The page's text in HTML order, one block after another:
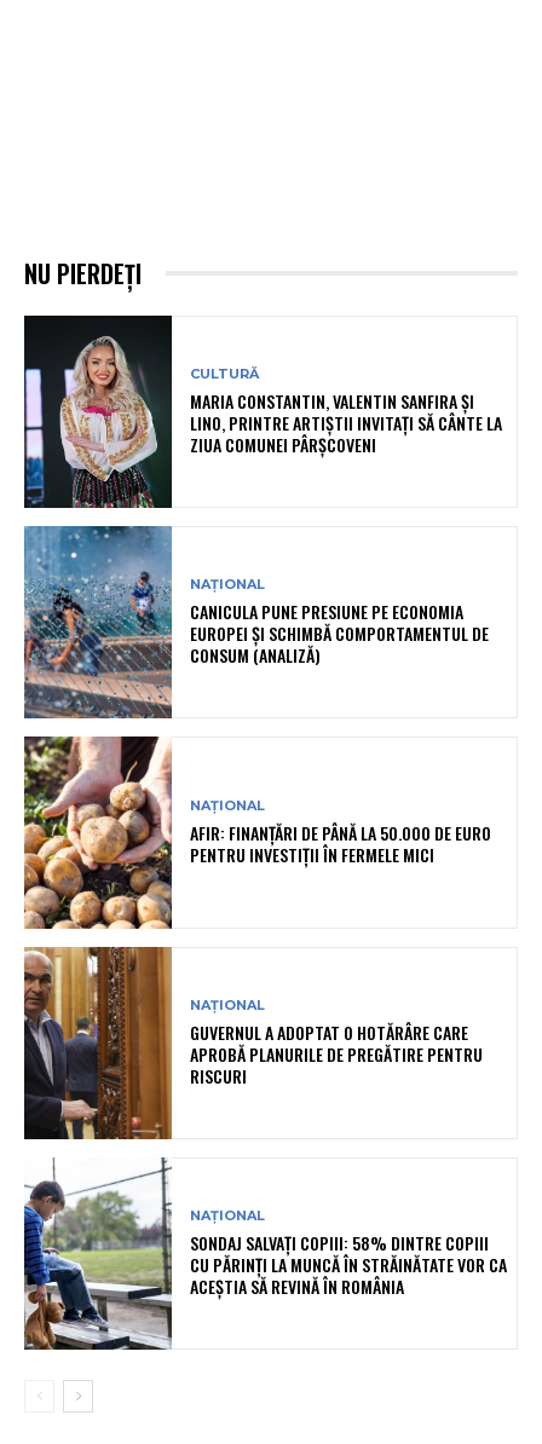
NU PIERDEȚI
CULTURĂ
MARIA CONSTANTIN, VALENTIN SANFIRA ȘI
LINO, PRINTRE ARTIȘTII INVITAȚI SĂ CÂNTE LA
ZIUA COMUNEI PÂRȘCOVENI
NAȚIONAL
CANICULA PUNE PRESIUNE PE ECONOMIA
EUROPEI ȘI SCHIMBĂ COMPORTAMENTUL DE
CONSUM (ANALIZĂ)
NAȚIONAL
AFIR: FINANȚĂRI DE PÂNĂ LA 50.000 DE EURO
PENTRU INVESTIȚII ÎN FERMELE MICI
NAȚIONAL
GUVERNUL A ADOPTAT O HOTĂRÂRE CARE
APROBĂ PLANURILE DE PREGĂTIRE PENTRU
RISCURI
NAȚIONAL
SONDAJ SALVAȚI COPIII: 58% DINTRE COPIII
CU PĂRINȚI LA MUNCĂ ÎN STRĂINĂTATE VOR CA
ACEȘTIA SĂ REVINĂ ÎN ROMÂNIA